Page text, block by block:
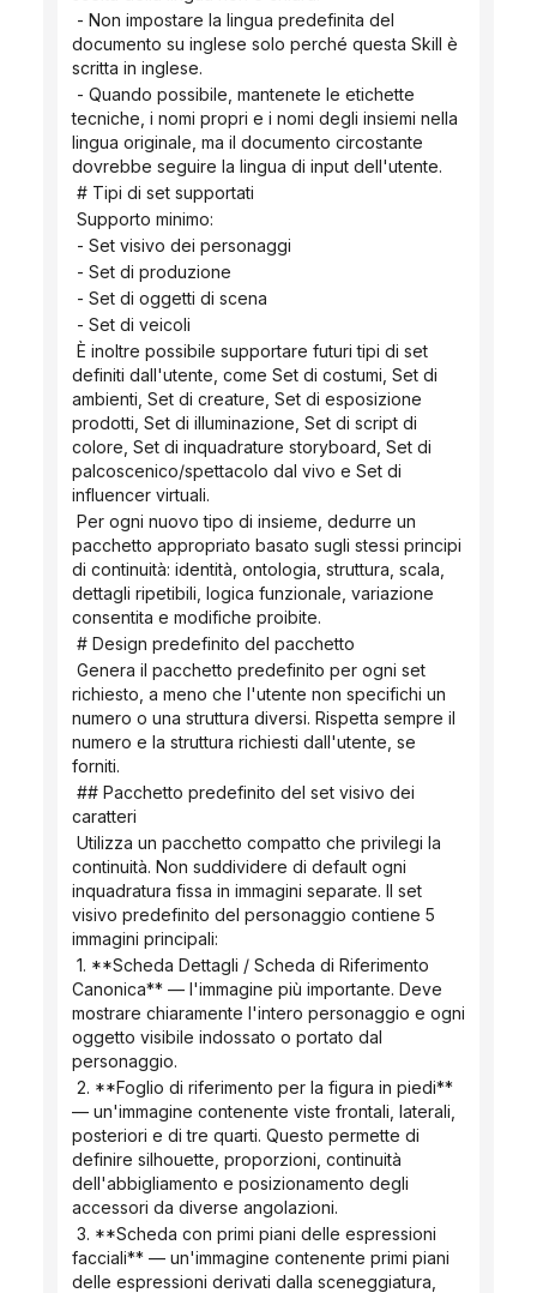
documento su inglese solo perché questa Skill è
scritta in inglese.
tecniche, i nomi propri e i nomi degli insiemi nella
lingua originale, ma il documento circostante
dovrebbe seguire la lingua di input dell'utente.
# Tipi di set supportati
Supporto minimo:
- Set visivo dei personaggi
- Set di produzione
- Set di oggetti di scena
- Set di veicoli
definiti dall'utente, come Set di costumi, Set di
ambienti, Set di creature, Set di esposizione
prodotti, Set di illuminazione, Set di script di
colore, Set di inquadrature storyboard, Set di
palcoscenico/spettacolo dal vivo e Set di
influencer virtuali.
pacchetto appropriato basato sugli stessi principi
di continuità: identità, ontologia, struttura, scala,
dettagli ripetibili, logica funzionale, variazione
consentita e modifiche proibite.
# Design predefinito del pacchetto
richiesto, a meno che l'utente non specifichi un
numero o una struttura diversi. Rispetta sempre il
numero e la struttura richiesti dall'utente, se
forniti.
caratteri
continuità. Non suddividere di default ogni
inquadratura fissa in immagini separate. Il set
visivo predefinito del personaggio contiene 5
immagini principali:
Canonica** — l'immagine più importante. Deve
mostrare chiaramente l'intero personaggio e ogni
oggetto visibile indossato o portato dal
personaggio.
— un'immagine contenente viste frontali, laterali,
posteriori e di tre quarti. Questo permette di
definire silhouette, proporzioni, continuità
dell'abbigliamento e posizionamento degli
accessori da diverse angolazioni.
facciali** — un'immagine contenente primi piani
delle espressioni derivati ​​dalla sceneggiatura,